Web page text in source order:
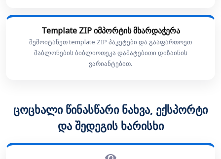
Template ZIP იმპორტის მხარდაჭერა
შემოიტანეთ template ZIP პაკეტები და გააფართოეთ
შაბლონების ბიბლიოთეკა დამატებითი დიზაინის
ვარიანტებით.
ცოცხალი წინასწარი ნახვა, ექსპორტი
და შედეგის ხარისხი